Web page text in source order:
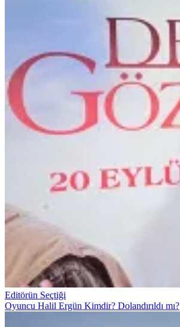
Editörün Seçtiği
Oyuncu Halil Ergün Kimdir? Dolandırıldı mı?